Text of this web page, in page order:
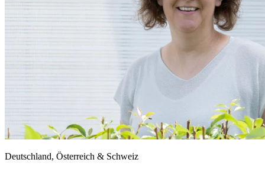
Deutschland, Österreich & Schweiz